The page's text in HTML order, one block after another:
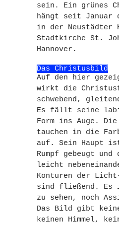
sein. Ein grünes
hängt seit Januar
in der Neustädter
Stadtkirche St.
Hannover.
Das Christusbild
Auf den hier
wirkt die
schwebend,
Es fällt seine
Form ins Auge.
tauchen in die
auf. Sein Haupt
Rumpf gebeugt
leicht
Konturen der
sind fließend. Es
zu sehen, noch
Das Bild gibt
keinen Himmel,